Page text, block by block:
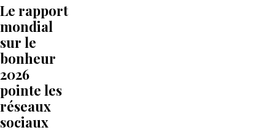
Le rapport
mondial
sur le
bonheur
2026
pointe les
réseaux
sociaux